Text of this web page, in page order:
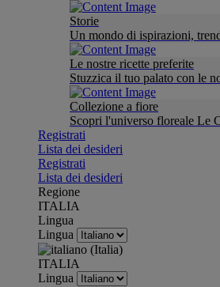
Storie
Un mondo di ispirazioni,
Le nostre ricette preferite
Stuzzica il tuo palato con le
Collezione a fiore
Scopri l'universo floreale Le
Registrati
Lista dei desideri
Registrati
Lista dei desideri
Regione
ITALIA
Lingua
Lingua
ITALIA
Lingua